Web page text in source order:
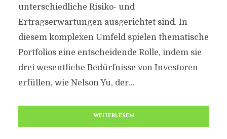
unterschiedliche Risiko- und
Ertragserwartungen ausgerichtet sind. In
diesem komplexen Umfeld spielen thematische
Portfolios eine entscheidende Rolle, indem sie
drei wesentliche Bedürfnisse von Investoren
erfüllen, wie Nelson Yu, der...
WEITERLESEN